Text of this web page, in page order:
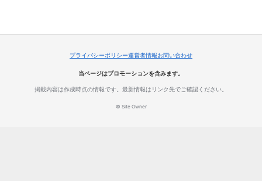
プライバシーポリシー運営者情報お問い合わせ
当ページはプロモーションを含みます。
掲載内容は作成時点の情報です。最新情報はリンク先でご確認ください。
© Site Owner